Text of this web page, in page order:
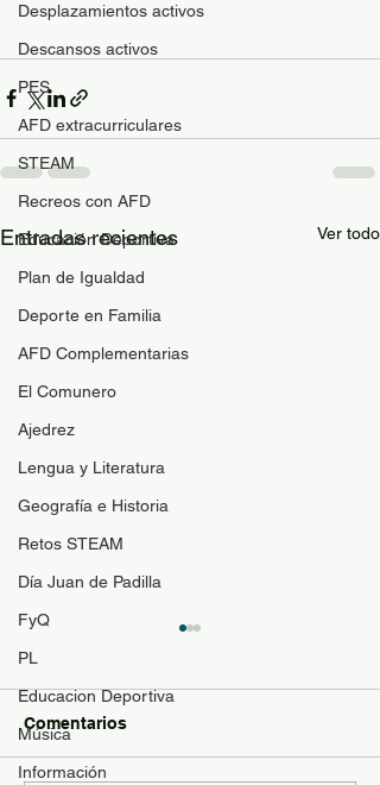
Desplazamientos activos
Descansos activos
PES
AFD extracurriculares
STEAM
Recreos con AFD
Educación Deportiva
Plan de Igualdad
Deporte en Familia
AFD Complementarias
El Comunero
Ajedrez
Lengua y Literatura
Geografía e Historia
Retos STEAM
Día Juan de Padilla
FyQ
PL
Educacion Deportiva
Música
Información
Entradas recientes Ver todo
Comentarios